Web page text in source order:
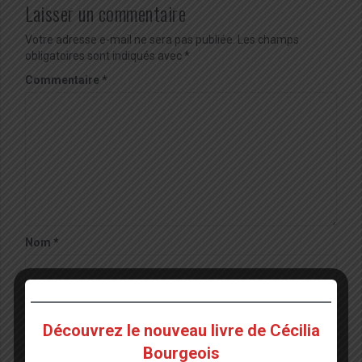
Laisser un commentaire
Votre adresse e-mail ne sera pas publiée. Les champs
obligatoires sont indiqués avec*
Commentaire *
Nom *
E-mail*
Découvrez le nouveau livre de Cécilia
Bourgeois